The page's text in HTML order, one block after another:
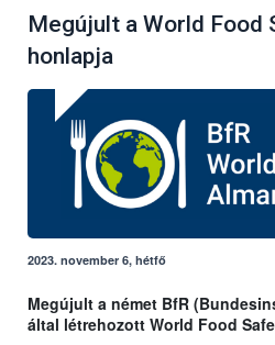
Megújult a World Food
honlapja
2023. november 6, hétfő
Megújult a német BfR
által létrehozott World Food